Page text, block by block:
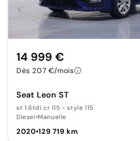
Seat Leon ST
st 1.6tdi cr 115 - style 115
Diesel•Manuelle
2020•129 719 km
14 999 €
Dès 207 €/mois